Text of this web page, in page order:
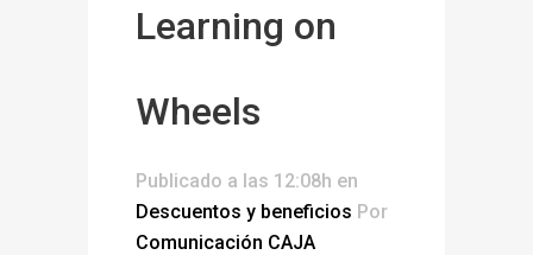
Learning on
Wheels
Publicado a las 12:08h en
Descuentos y beneficios Por
Comunicación CAJA